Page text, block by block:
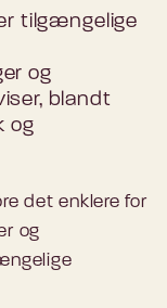
tilgængelige
og
blandt
og
det enklere for
og